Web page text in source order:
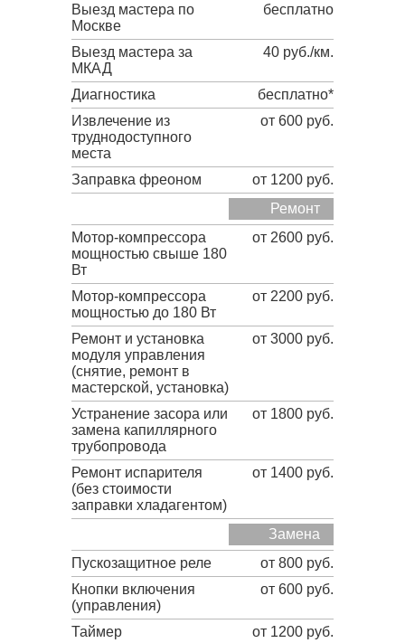
Выезд мастера по
Москве
бесплатно
Выезд мастера за
МКАД
40 руб./км.
Диагностика
бесплатно*
Извлечение из
труднодоступного
места
от 600 руб.
Заправка фреоном
от 1200 руб.
Ремонт
Мотор-компрессора
мощностью свыше 180
Вт
от 2600 руб.
Мотор-компрессора
мощностью до 180 Вт
от 2200 руб.
Ремонт и установка
модуля управления
(снятие, ремонт в
мастерской, установка)
от 3000 руб.
Устранение засора или
замена капиллярного
трубопровода
от 1800 руб.
Ремонт испарителя
(без стоимости
заправки хладагентом)
от 1400 руб.
Замена
Пускозащитное реле
от 800 руб.
Кнопки включения
(управления)
от 600 руб.
Таймер
от 1200 руб.